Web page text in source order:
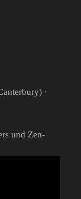
·
und Zen-